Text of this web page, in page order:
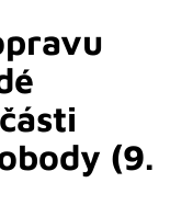
(9.